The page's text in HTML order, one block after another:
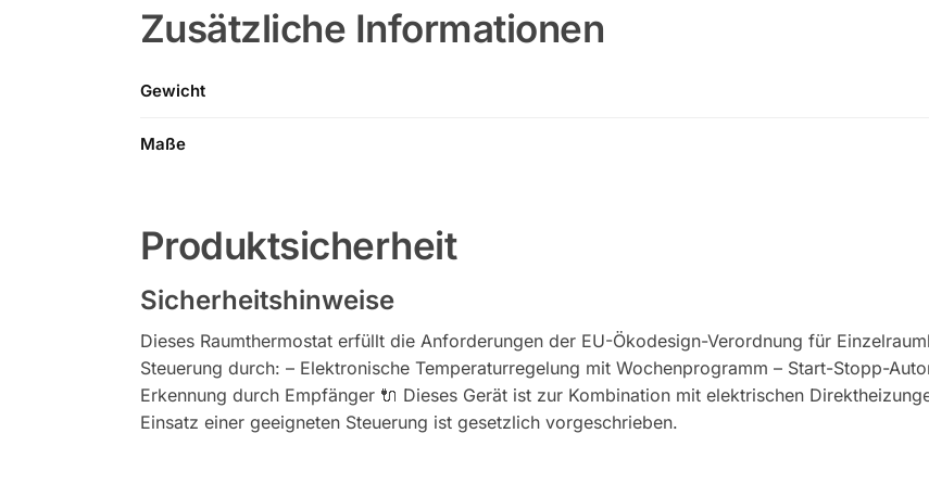
Zusätzliche Informationen
Gewicht
Maße
Produktsicherheit
Sicherheitshinweise
Dieses Raumthermostat erfüllt die Anforderungen der EU-Ökodesign-Verordnung für
Steuerung durch: – Elektronische Temperaturregelung mit Wochenprogramm – Start-Stopp-
Erkennung durch Empfänger 🔌 Dieses Gerät ist zur Kombination mit elektrischen
Einsatz einer geeigneten Steuerung ist gesetzlich vorgeschrieben.